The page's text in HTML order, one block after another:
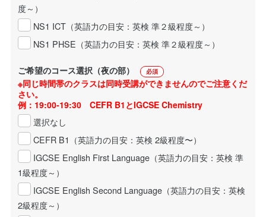
度～）
NS1 ICT（英語力の目安：英検 準２級程度～）
NS1 PHSE（英語力の目安：英検 準２級程度～）
ご希望のコース選択（夜の部） 必須
※同じ時間帯のクラスは同時受講ができませんのでご注意くだ
さい。
例：19:00-19:30 CEFR B1とIGCSE Chemistry
選択なし
CEFR B1（英語力の目安：英検 2級程度〜）
IGCSE English First Language（英語力の目安：英検 準
1級程度～）
IGCSE English Second Language（英語力の目安：英検
2級程度～）